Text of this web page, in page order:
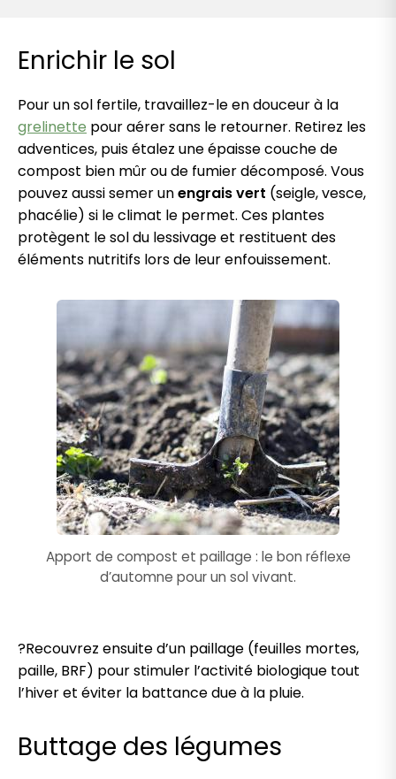
Enrichir le sol
Pour un sol fertile, travaillez-le en douceur à la
grelinette pour aérer sans le retourner. Retirez les
adventices, puis étalez une épaisse couche de
compost bien mûr ou de fumier décomposé. Vous
pouvez aussi semer unengrais vert (seigle, vesce,
phacélie) si le climat le permet. Ces plantes
protègent le sol du lessivage et restituent des
éléments nutritifs lors de leur enfouissement.
Apport de compost et paillage : le bon réflexe
d’automne pour un sol vivant.
?Recouvrez ensuite d’un paillage (feuilles mortes,
paille, BRF) pour stimuler l’activité biologique tout
l’hiver et éviter la battance due à la pluie.
Buttage des légumes